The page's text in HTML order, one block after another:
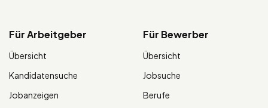
Für Arbeitgeber
Übersicht
Kandidatensuche
Jobanzeigen
Für Bewerber
Übersicht
Jobsuche
Berufe